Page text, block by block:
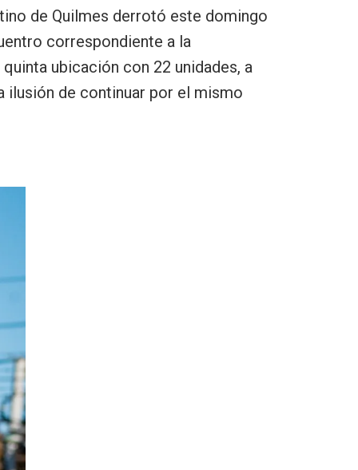
de Quilmes derrotó este domingo
correspondiente a la
ubicación con 22 unidades, a
ilusión de continuar por el mismo